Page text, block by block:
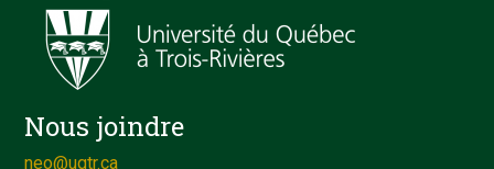
Nous joindre
neo@uqtr.ca